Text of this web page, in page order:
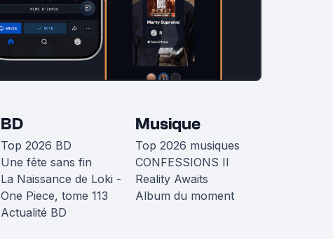
BD
Top 2026 BD
Une fête sans fin
La Naissance de Loki -
One Piece, tome 113
Actualité BD
Musique
Top 2026 musiques
CONFESSIONS II
Reality Awaits
Album du moment